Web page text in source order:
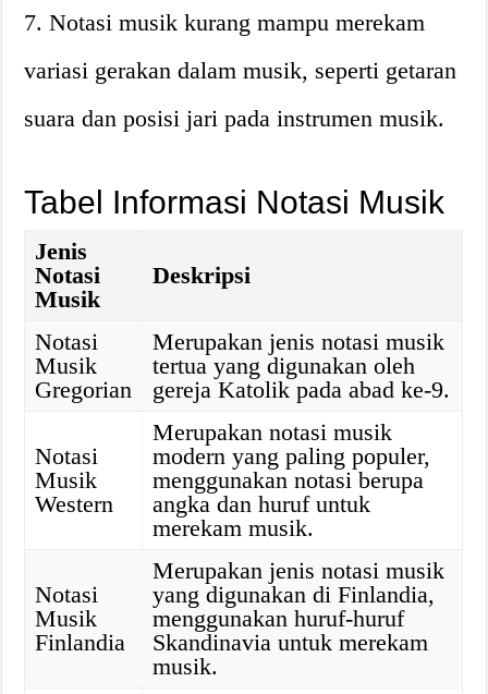
7. Notasi musik kurang mampu merekam
variasi gerakan dalam musik, seperti getaran
suara dan posisi jari pada instrumen musik.
Tabel Informasi Notasi Musik
Jenis
Notasi
Musik
Deskripsi
Notasi
Musik
Gregorian
Merupakan jenis notasi musik
tertua yang digunakan oleh
gereja Katolik pada abad ke-9.
Notasi
Musik
Western
Merupakan notasi musik
modern yang paling populer,
menggunakan notasi berupa
angka dan huruf untuk
merekam musik.
Notasi
Musik
Finlandia
Merupakan jenis notasi musik
yang digunakan di Finlandia,
menggunakan huruf-huruf
Skandinavia untuk merekam
musik.